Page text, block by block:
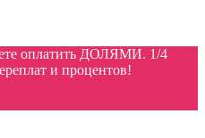
оплатить ДОЛЯМИ. 1/4
и процентов!